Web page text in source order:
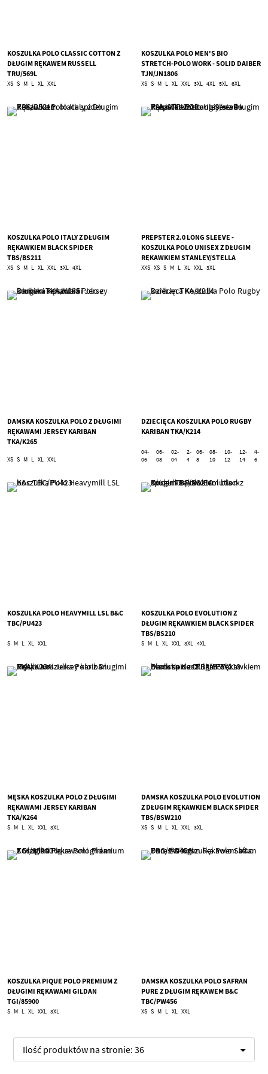
KOSZULKA POLO CLASSIC COTTON Z
DŁUGIM RĘKAWEM RUSSELL
TRU/569L
XS S M L XL XXL
KOSZULKA POLO MEN'S BIO
STRETCH-POLO WORK - SOLID DAIBER
TJN/JN1806
XS S M L XL XXL 3XL 4XL 5XL 6XL
KOSZULKA POLO ITALY Z DŁUGIM
RĘKAWKIEM BLACK SPIDER
TBS/BS211
XS S M L XL XXL 3XL 4XL
PREPSTER 2.0 LONG SLEEVE -
KOSZULKA POLO UNISEX Z DŁUGIM
RĘKAWKIEM STANLEY/STELLA
TSA/STPU223
XXS XS S M L XL XXL 3XL
DAMSKA KOSZULKA POLO Z DŁUGIMI
RĘKAWAMI JERSEY KARIBAN
TKA/K265
XS S M L XL XXL
DZIECIĘCA KOSZULKA POLO RUGBY
KARIBAN TKA/K214
04-
06
06-
08
02-
04
2-
4
06-
8
08-
10
10-
12
12-
14
4-
6
KOSZULKA POLO HEAVYMILL LSL B&C
TBC/PU423
S M L XL XXL
KOSZULKA POLO EVOLUTION Z
DŁUGIM RĘKAWKIEM BLACK SPIDER
TBS/BS210
S M L XL XXL 3XL 4XL
MĘSKA KOSZULKA POLO Z DŁUGIMI
RĘKAWAMI JERSEY KARIBAN
TKA/K264
S M L XL XXL 3XL
DAMSKA KOSZULKA POLO EVOLUTION
Z DŁUGIM RĘKAWKIEM BLACK SPIDER
TBS/BSW210
XS S M L XL XXL 3XL
KOSZULKA PIQUE POLO PREMIUM Z
DŁUGIMI RĘKAWAMI GILDAN
TGI/85900
S M L XL XXL 3XL
DAMSKA KOSZULKA POLO SAFRAN
PURE Z DŁUGIM RĘKAWEM B&C
TBC/PW456
XS S M L XL XXL
Ilość produktów na stronie: 36